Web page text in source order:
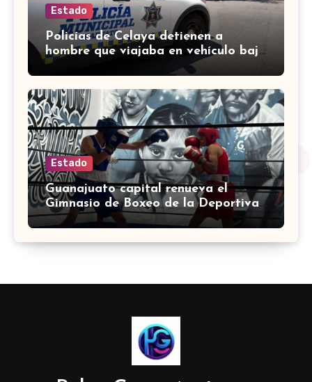
Estado
Policías de Celaya detienen a
hombre que viajaba en vehículo bajo
investigación
Estado
Guanajuato capital renueva el
Gimnasio de Boxeo de la Deportiva
Torres Landa